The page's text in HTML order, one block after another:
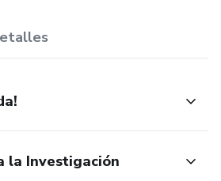
la Investigación